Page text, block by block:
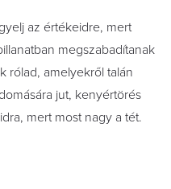
az értékeidre, mert
megszabadítanak
rólad, amelyekről talán
jut, kenyértörés
mert most nagy a tét.